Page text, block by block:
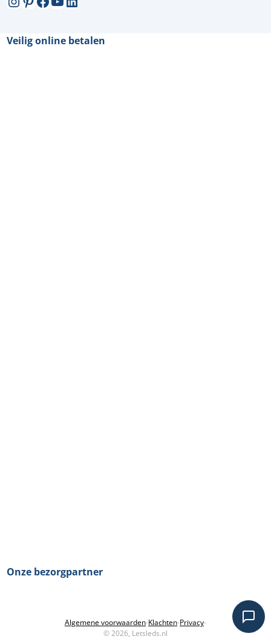
Veilig online betalen
Onze bezorgpartner
Algemene voorwaarden-Klachten-Privacy-
© 2026, Letsleds.nl